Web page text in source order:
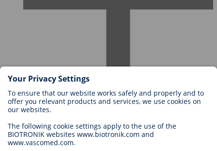
Karriere bei BIOTRONIK
Einstieg
Bewerbung
Karrierechancen